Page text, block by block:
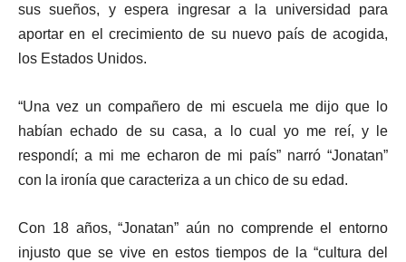
sus sueños, y espera ingresar a la universidad para
aportar en el crecimiento de su nuevo país de acogida,
los Estados Unidos.
“Una vez un compañero de mi escuela me dijo que lo
habían echado de su casa, a lo cual yo me reí, y le
respondí; a mi me echaron de mi país” narró “Jonatan”
con la ironía que caracteriza a un chico de su edad.
Con 18 años, “Jonatan” aún no comprende el entorno
injusto que se vive en estos tiempos de la “cultura del